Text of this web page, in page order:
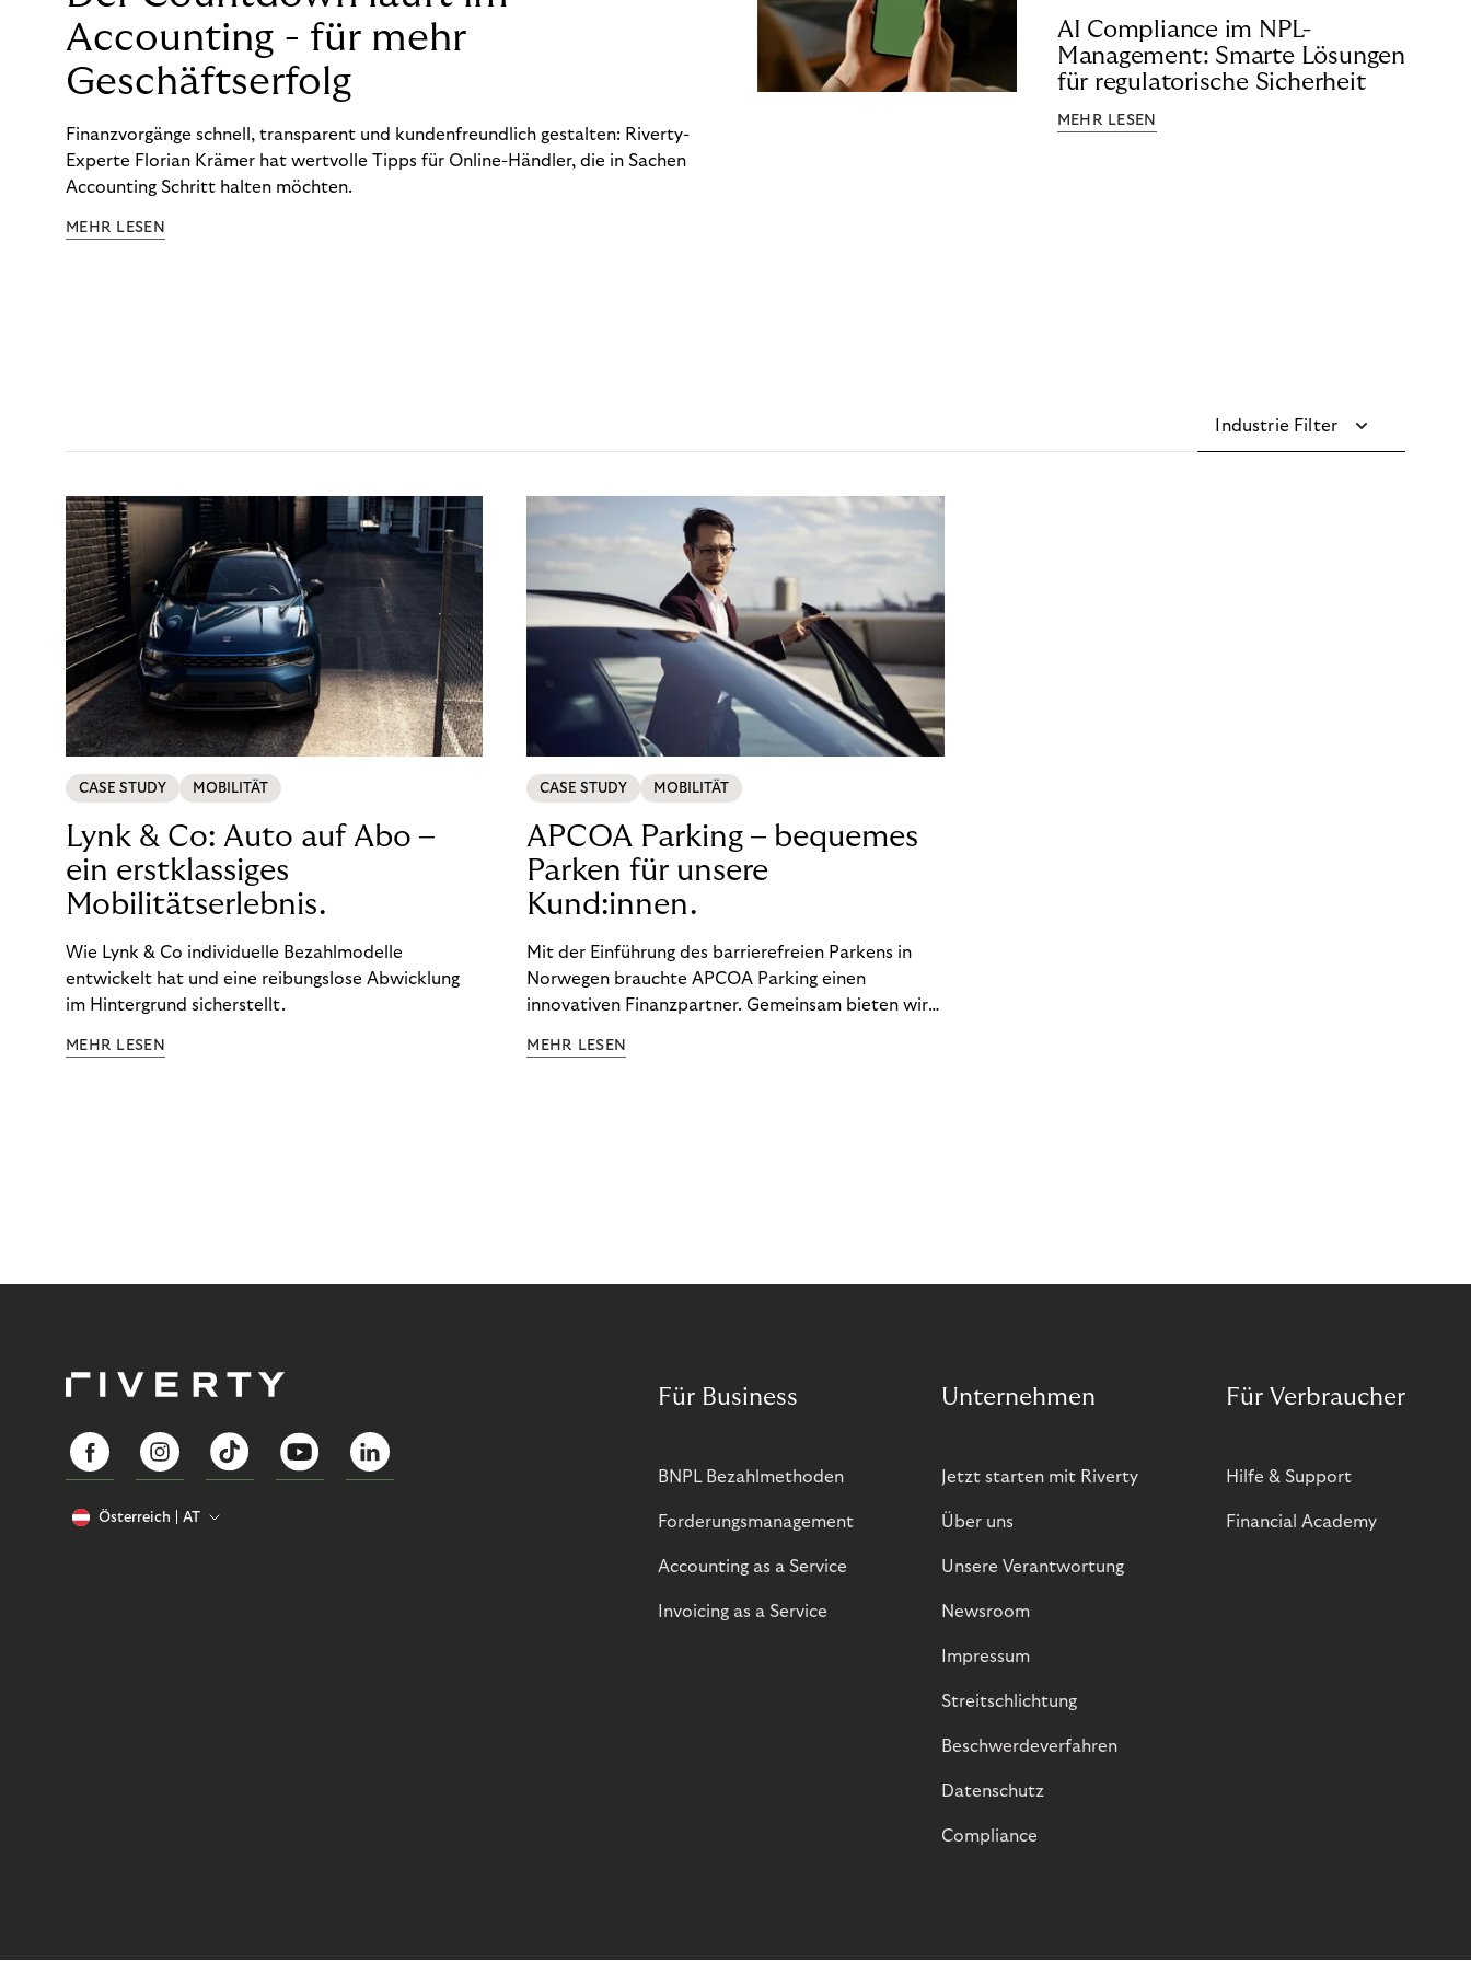
Accounting - für mehr
Geschäftserfolg
Finanzvorgänge schnell, transparent und kundenfreundlich gestalten: Riverty-
Experte Florian Krämer hat wertvolle Tipps für Online-Händler, die in Sachen
Accounting Schritt halten möchten.
MEHR LESEN
AI Compliance im NPL-
Management: Smarte Lösungen
für regulatorische Sicherheit
MEHR LESEN
Industrie Filter
CASE STUDY MOBILITÄT
Lynk & Co: Auto auf Abo –
ein erstklassiges
Mobilitätserlebnis.
Wie Lynk & Co individuelle Bezahlmodelle
entwickelt hat und eine reibungslose Abwicklung
im Hintergrund sicherstellt.
MEHR LESEN
CASE STUDY MOBILITÄT
APCOA Parking – bequemes
Parken für unsere
Kund:innen.
Mit der Einführung des barrierefreien Parkens in
Norwegen brauchte APCOA Parking einen
innovativen Finanzpartner. Gemeinsam bieten wir
Erlebnis.
MEHR LESEN
Österreich AT
Für Business
BNPL Bezahlmethoden
Forderungsmanagement
Accounting as a Service
Invoicing as a Service
Unternehmen
Jetzt starten mit Riverty
Über uns
Unsere Verantwortung
Newsroom
Impressum
Streitschlichtung
Beschwerdeverfahren
Datenschutz
Compliance
Für Verbraucher
Hilfe & Support
Financial Academy